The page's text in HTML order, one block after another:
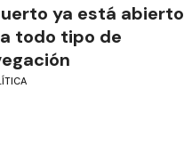
ya está abierto
todo tipo de